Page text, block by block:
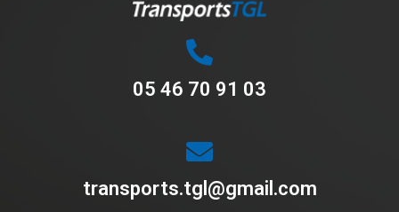
05 46 70 91 03
transports.tgl@gmail.com